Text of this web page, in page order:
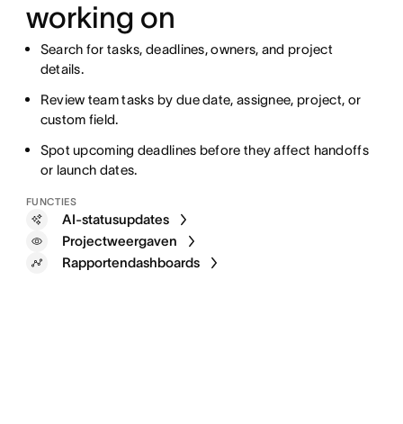
working on
Search for tasks, deadlines, owners, and project
details.
Review team tasks by due date, assignee, project, or
custom field.
Spot upcoming deadlines before they affect handoffs
or launch dates.
FUNCTIES
AI-statusupdates
Projectweergaven
Rapportendashboards